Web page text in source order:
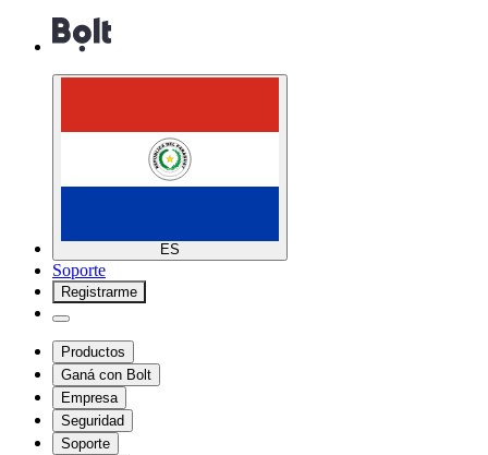
ES
Soporte
Registrarme
Productos
Ganá con Bolt
Empresa
Seguridad
Soporte